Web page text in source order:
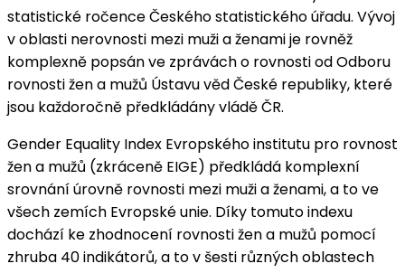
statistické ročence Českého statistického úřadu. Vývoj
v oblasti nerovnosti mezi muži a ženami je rovněž
komplexně popsán ve zprávách o rovnosti od Odboru
rovnosti žen a mužů Ústavu věd České republiky, které
jsou každoročně předkládány vládě ČR.
Gender Equality Index Evropského institutu pro rovnost
žen a mužů (zkráceně EIGE) předkládá komplexní
srovnání úrovně rovnosti mezi muži a ženami, a to ve
všech zemích Evropské unie. Díky tomuto indexu
dochází ke zhodnocení rovnosti žen a mužů pomocí
zhruba 40 indikátorů, a to v šesti různých oblastech